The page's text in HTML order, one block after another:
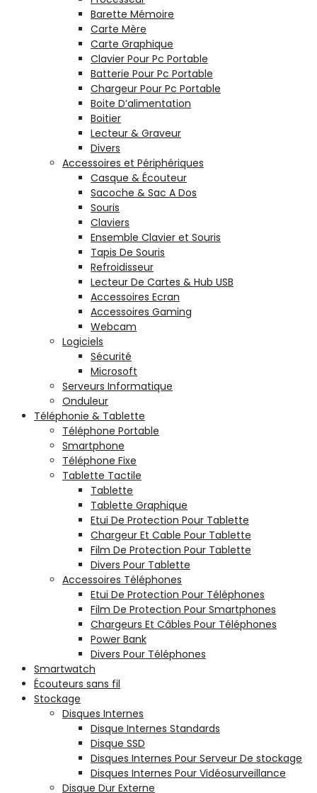
Barette Mémoire
Carte Mère
Carte Graphique
Clavier Pour Pc Portable
Batterie Pour Pc Portable
Chargeur Pour Pc Portable
Boite D’alimentation
Boitier
Lecteur & Graveur
Divers
Accessoires et Périphériques
Casque & Écouteur
Sacoche & Sac A Dos
Souris
Claviers
Ensemble Clavier et Souris
Tapis De Souris
Refroidisseur
Lecteur De Cartes & Hub USB
Accessoires Ecran
Accessoires Gaming
Webcam
Logiciels
Sécurité
Microsoft
Serveurs Informatique
Onduleur
Téléphonie & Tablette
Téléphone Portable
Smartphone
Téléphone Fixe
Tablette Tactile
Tablette
Tablette Graphique
Etui De Protection Pour Tablette
Chargeur Et Cable Pour Tablette
Film De Protection Pour Tablette
Divers Pour Tablette
Accessoires Téléphones
Etui De Protection Pour Téléphones
Film De Protection Pour Smartphones
Chargeurs Et Câbles Pour Téléphones
Power Bank
Divers Pour Téléphones
Smartwatch
Écouteurs sans fil
Stockage
Disques Internes
Disque Internes Standards
Disque SSD
Disques Internes Pour Serveur De stockage
Disques Internes Pour Vidéosurveillance
Disque Dur Externe